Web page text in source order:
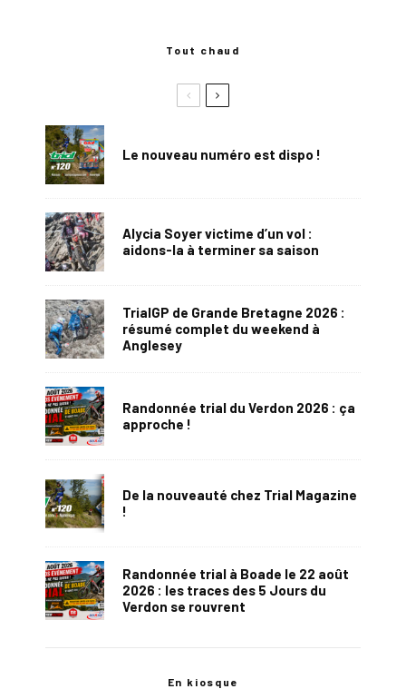
Tout chaud
Le nouveau numéro est dispo !
Alycia Soyer victime d’un vol :
aidons-la à terminer sa saison
TrialGP de Grande Bretagne 2026 :
résumé complet du weekend à
Anglesey
Randonnée trial du Verdon 2026 : ça
approche !
De la nouveauté chez Trial Magazine
!
Randonnée trial à Boade le 22 août
2026 : les traces des 5 Jours du
Verdon se rouvrent
En kiosque